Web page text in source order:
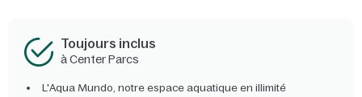
Toujours inclus
à Center Parcs
L'Aqua Mundo, notre espace aquatique en illimité